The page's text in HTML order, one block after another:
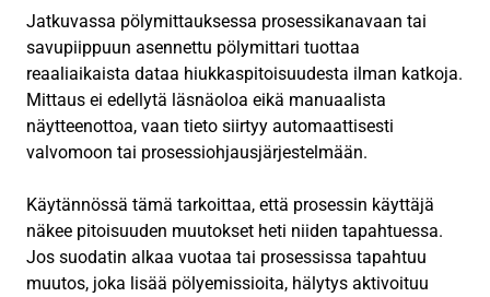
Jatkuvassa pölymittauksessa prosessikanavaan tai
savupiippuun asennettu pölymittari tuottaa
reaaliaikaista dataa hiukkaspitoisuudesta ilman katkoja.
Mittaus ei edellytä läsnäoloa eikä manuaalista
näytteenottoa, vaan tieto siirtyy automaattisesti
valvomoon tai prosessiohjausjärjestelmään.
Käytännössä tämä tarkoittaa, että prosessin käyttäjä
näkee pitoisuuden muutokset heti niiden tapahtuessa.
Jos suodatin alkaa vuotaa tai prosessissa tapahtuu
muutos, joka lisää pölyemissioita, hälytys aktivoituu